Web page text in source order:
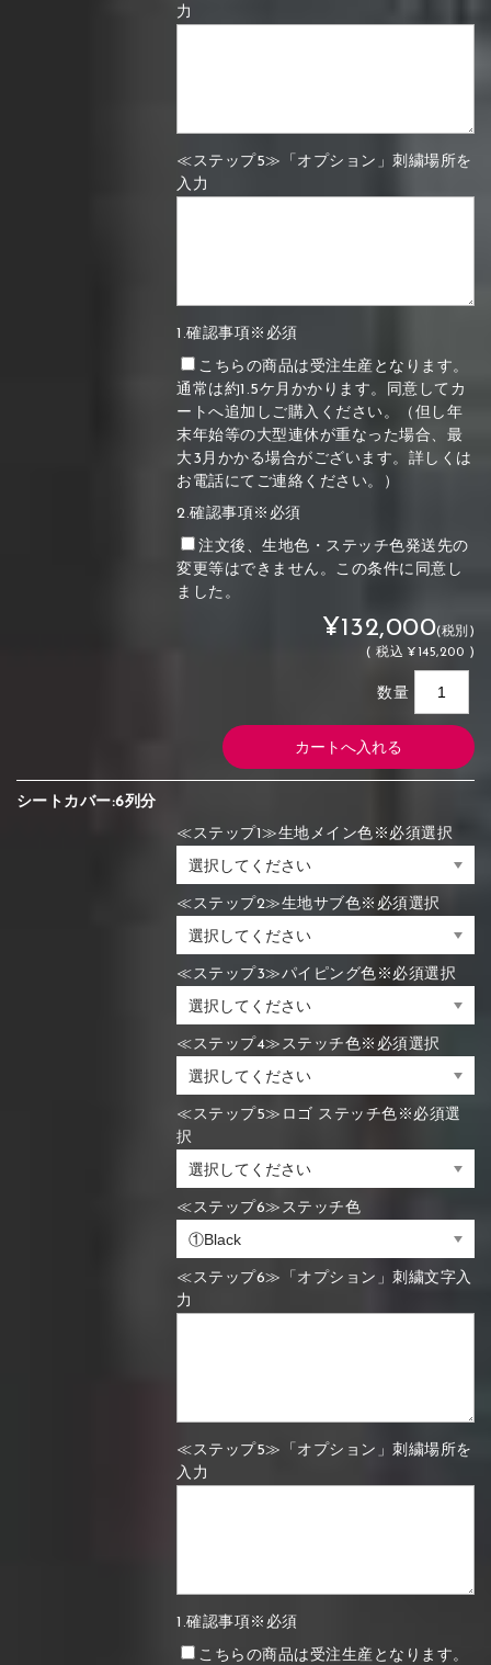
力
≪ステップ5≫「オプション」刺繍場所を
入力
1.確認事項※必須
こちらの商品は受注生産となります。
通常は約1.5ケ月かかります。同意してカ
ートへ追加しご購入ください。（但し年
末年始等の大型連休が重なった場合、最
大3月かかる場合がございます。詳しくは
お電話にてご連絡ください。）
2.確認事項※必須
注文後、生地色・ステッチ色発送先の
変更等はできません。この条件に同意し
ました。
¥132,000(税別)
(税込 ¥145,200 )
数量
シートカバー:6列分
≪ステップ1≫生地メイン色※必須選択
≪ステップ2≫生地サブ色※必須選択
≪ステップ3≫パイピング色※必須選択
≪ステップ4≫ステッチ色※必須選択
≪ステップ5≫ロゴ ステッチ色※必須選
択
≪ステップ6≫ステッチ色
≪ステップ6≫「オプション」刺繍文字入
力
≪ステップ5≫「オプション」刺繍場所を
入力
1.確認事項※必須
こちらの商品は受注生産となります。